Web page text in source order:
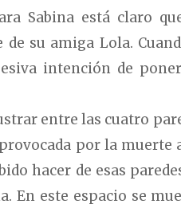
Sabina está claro
su amiga Lola.
intención de
entre las cuatro
por la muerte
hacer de esas
En este espacio se